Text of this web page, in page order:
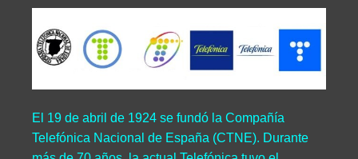
El 19 de abril de 1924 se fundó la Compañía
Telefónica Nacional de España (CTNE). Durante